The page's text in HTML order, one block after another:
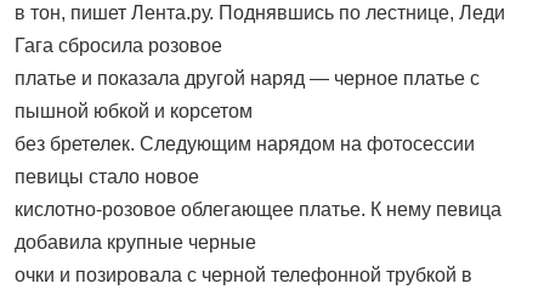
в тон, пишет Лента.ру. Поднявшись по лестнице, Леди
Гага сбросила розовое
платье и показала другой наряд — черное платье с
пышной юбкой и корсетом
без бретелек. Следующим нарядом на фотосессии
певицы стало новое
кислотно-розовое облегающее платье. К нему певица
добавила крупные черные
очки и позировала с черной телефонной трубкой в